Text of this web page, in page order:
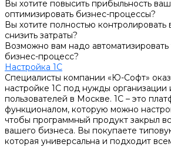
Вы хотите повысить прибыльность
оптимизировать бизнес-процессы?
Вы хотите полностью
снизить затраты?
Возможно вам надо автоматизировать
бизнес-процесс?
Настройка 1С
Специалисты компании «Ю-Софт»
настройке 1С под нужды организации
пользователей в Москве. 1С – это
функционалом, которую можно
чтобы программный продукт закрыл
вашего бизнеса. Вы покупаете
которая универсальна и подходит